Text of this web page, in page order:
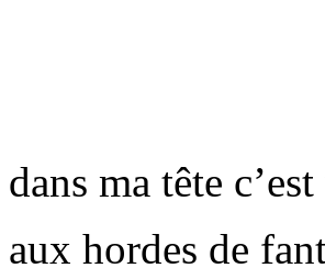
dans ma tête
aux hordes de